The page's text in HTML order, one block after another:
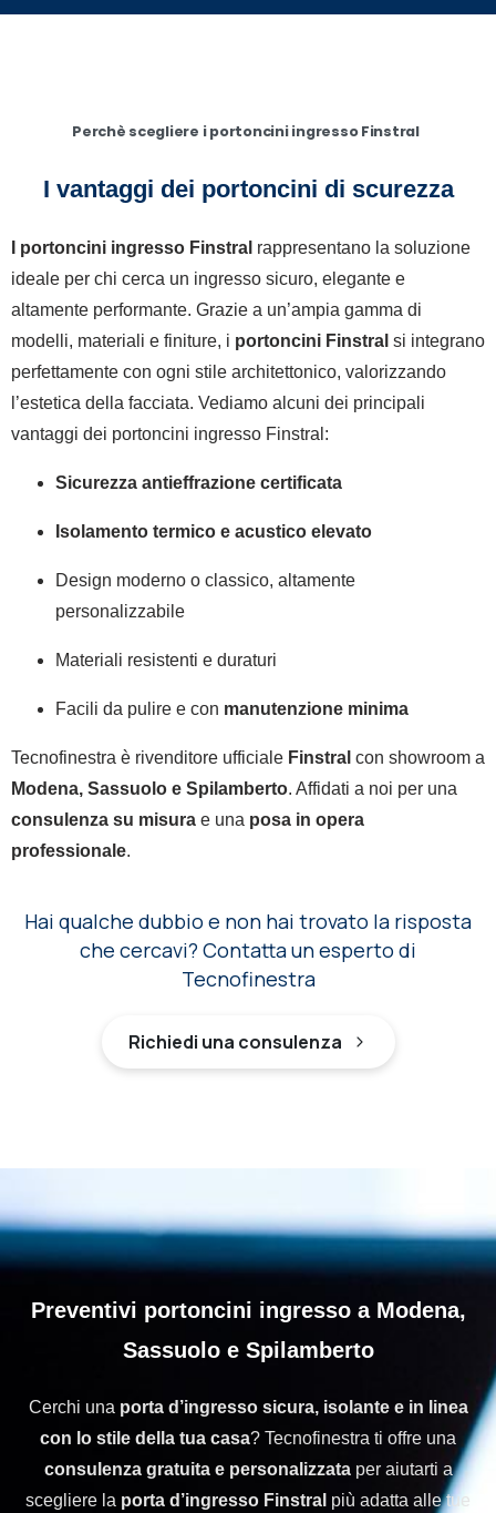
Perchè scegliere i portoncini ingresso Finstral
I vantaggi dei portoncini di scurezza
I portoncini ingresso Finstral rappresentano la soluzione
ideale per chi cerca un ingresso sicuro, elegante e
altamente performante. Grazie a un’ampia gamma di
modelli, materiali e finiture, i portoncini Finstral si integrano
perfettamente con ogni stile architettonico, valorizzando
l’estetica della facciata. Vediamo alcuni dei principali
vantaggi dei portoncini ingresso Finstral:
Sicurezza antieffrazione certificata
Isolamento termico e acustico elevato
Design moderno o classico, altamente
personalizzabile
Materiali resistenti e duraturi
Facili da pulire e con manutenzione minima
Tecnofinestra è rivenditore ufficiale Finstral con showroom a
Modena, Sassuolo e Spilamberto. Affidati a noi per una
consulenza su misura e una posa in opera
professionale.
Hai qualche dubbio e non hai trovato la risposta
che cercavi? Contatta un esperto di
Tecnofinestra
Richiedi una consulenza
Preventivi portoncini ingresso a Modena,
Sassuolo e Spilamberto
Cerchi una porta d’ingresso sicura, isolante e in linea
con lo stile della tua casa? Tecnofinestra ti offre una
consulenza gratuita e personalizzataper aiutarti a
scegliere la porta d’ingresso Finstral più adatta alle tue